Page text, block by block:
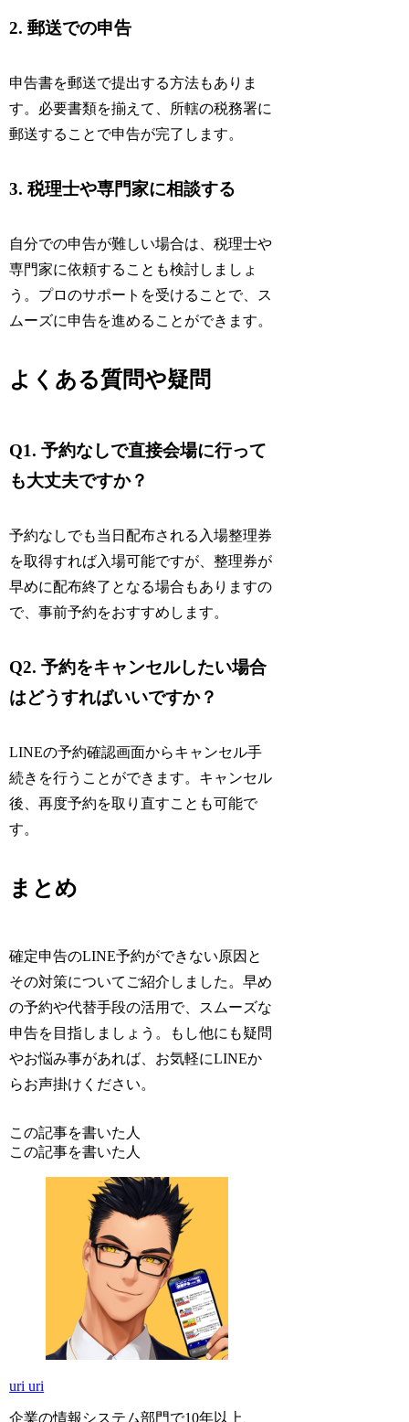
2. 郵送での申告
申告書を郵送で提出する方法もありま
す。必要書類を揃えて、所轄の税務署に
郵送することで申告が完了します。
3. 税理士や専門家に相談する
自分での申告が難しい場合は、税理士や
専門家に依頼することも検討しましょ
う。プロのサポートを受けることで、ス
ムーズに申告を進めることができます。
よくある質問や疑問
Q1. 予約なしで直接会場に行って
も大丈夫ですか？
予約なしでも当日配布される入場整理券
を取得すれば入場可能ですが、整理券が
早めに配布終了となる場合もありますの
で、事前予約をおすすめします。
Q2. 予約をキャンセルしたい場合
はどうすればいいですか？
LINEの予約確認画面からキャンセル手
続きを行うことができます。キャンセル
後、再度予約を取り直すことも可能で
す。
まとめ
確定申告のLINE予約ができない原因と
その対策についてご紹介しました。早め
の予約や代替手段の活用で、スムーズな
申告を目指しましょう。もし他にも疑問
やお悩み事があれば、お気軽にLINEか
らお声掛けください。
この記事を書いた人
この記事を書いた人
uri uri
企業の情報システム部門で10年以上、